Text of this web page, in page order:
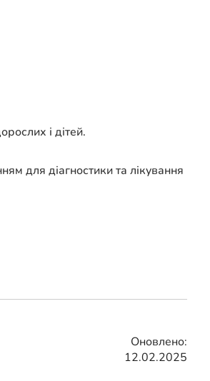
і дітей.
для діагностики та лікування
Оновлено:
12.02.2025